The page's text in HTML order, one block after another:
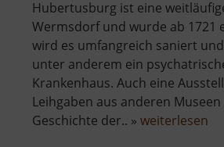
Hubertusburg ist eine
Wermsdorf und wurde ab 1721
wird es umfangreich saniert
unter anderem ein
Krankenhaus. Auch eine
Leihgaben aus anderen
Geschichte der.. » weiterlesen